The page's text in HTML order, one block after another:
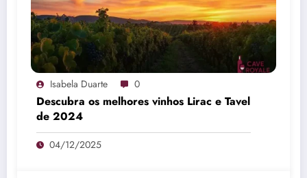
Isabela Duarte 0
Descubra os melhores vinhos Lirac e Tavel
de 2024
04/12/2025